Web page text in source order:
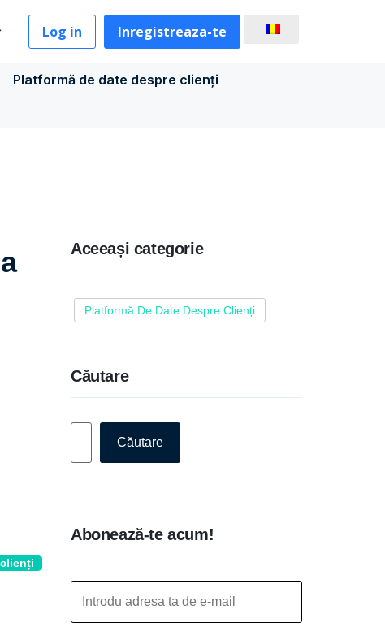
Log in Inregistreaza-te
Platformă de date despre clienți
Aceeași categorie
Platformă De Date Despre Clienți
Căutare
Căutare
Abonează-te acum!